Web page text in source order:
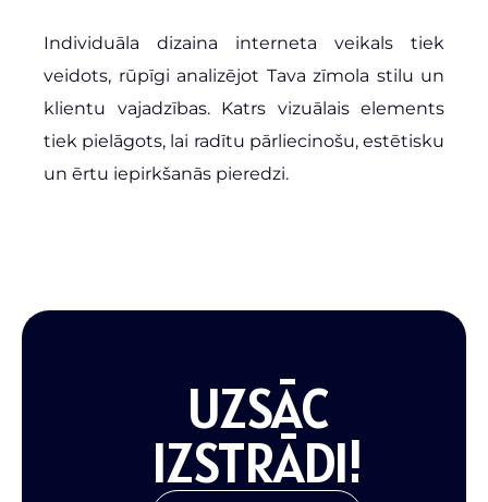
Individuāla dizaina interneta veikals tiek
veidots, rūpīgi analizējot Tava zīmola stilu un
klientu vajadzības. Katrs vizuālais elements
tiek pielāgots, lai radītu pārliecinošu, estētisku
un ērtu iepirkšanās pieredzi.
UZSĀC
IZSTRĀDI!